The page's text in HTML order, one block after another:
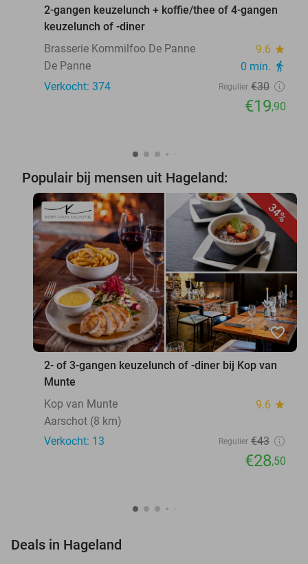
2-gangen keuzelunch + koffie/thee of 4-gangen
keuzelunch of -diner
Brasserie Kommilfoo De Panne
9.6 star
De Panne 0 min. directions_walk
Verkocht: 374 Regulier €30
€19,90
Populair bij mensen uit Hageland:
34%
favorite_border
2- of 3-gangen keuzelunch of -diner bij Kop van
Munte
Kop van Munte
9.6 star
Aarschot (8 km)
Verkocht: 13
Regulier €43
€28,50
Deals in Hageland